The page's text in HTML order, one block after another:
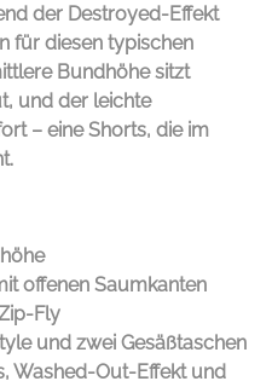
der Destroyed-Effekt
für diesen typischen
Bundhöhe sitzt
und der leichte
– eine Shorts, die im
offenen Saumkanten
Fly
und zwei Gesäßtaschen
Washed-Out-Effekt und